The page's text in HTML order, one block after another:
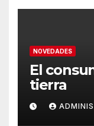
NOVEDADES
El
tierra